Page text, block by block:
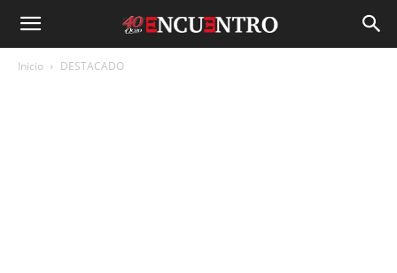
Inicio DESTACADO